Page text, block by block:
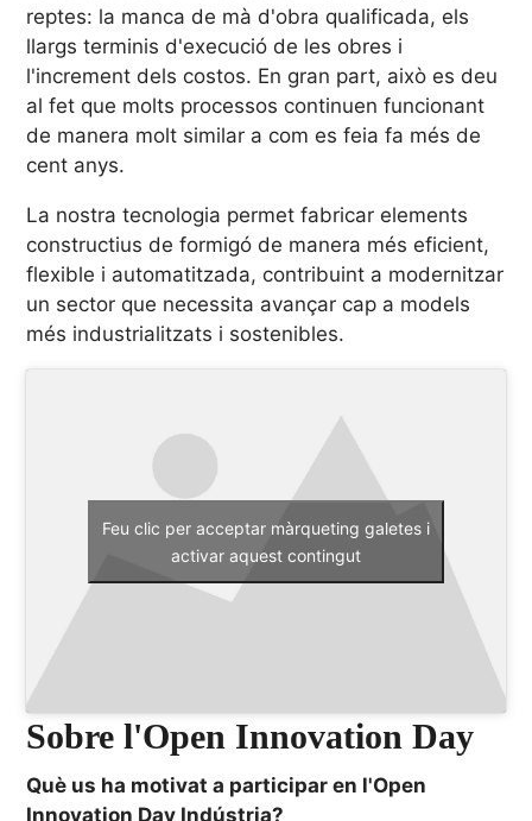
reptes: la manca de mà d'obra qualificada, els
llargs terminis d'execució de les obres i
l'increment dels costos. En gran part, això es deu
al fet que molts processos continuen funcionant
de manera molt similar a com es feia fa més de
cent anys.
La nostra tecnologia permet fabricar elements
constructius de formigó de manera més eficient,
flexible i automatitzada, contribuint a modernitzar
un sector que necessita avançar cap a models
més industrialitzats i sostenibles.
Feu clic per acceptar màrqueting galetes i
activar aquest contingut
Sobre l'Open Innovation Day
Què us ha motivat a participar en l'Open
Innovation Day Indústria?